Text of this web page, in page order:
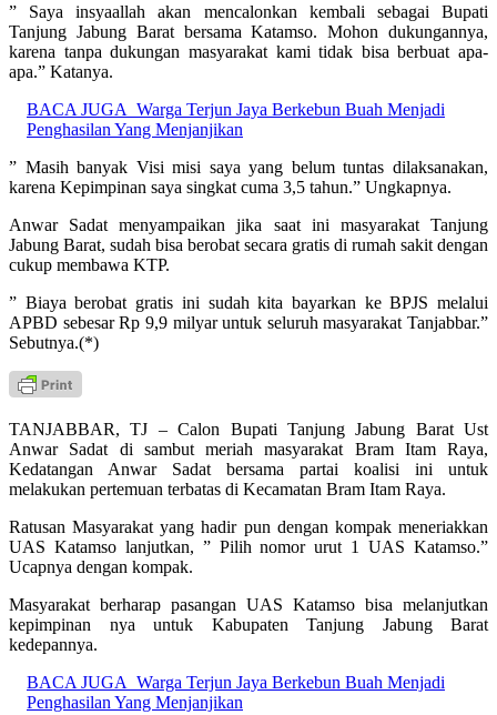
” Saya insyaallah akan mencalonkan kembali sebagai Bupati
Tanjung Jabung Barat bersama Katamso. Mohon dukungannya,
karena tanpa dukungan masyarakat kami tidak bisa berbuat apa-
apa.” Katanya.
BACA JUGA Warga Terjun Jaya Berkebun Buah Menjadi
Penghasilan Yang Menjanjikan
” Masih banyak Visi misi saya yang belum tuntas dilaksanakan,
karena Kepimpinan saya singkat cuma 3,5 tahun.” Ungkapnya.
Anwar Sadat menyampaikan jika saat ini masyarakat Tanjung
Jabung Barat, sudah bisa berobat secara gratis di rumah sakit dengan
cukup membawa KTP.
” Biaya berobat gratis ini sudah kita bayarkan ke BPJS melalui
APBD sebesar Rp 9,9 milyar untuk seluruh masyarakat Tanjabbar.”
Sebutnya.(*)
TANJABBAR, TJ – Calon Bupati Tanjung Jabung Barat Ust
Anwar Sadat di sambut meriah masyarakat Bram Itam Raya,
Kedatangan Anwar Sadat bersama partai koalisi ini untuk
melakukan pertemuan terbatas di Kecamatan Bram Itam Raya.
Ratusan Masyarakat yang hadir pun dengan kompak meneriakkan
UAS Katamso lanjutkan, ” Pilih nomor urut 1 UAS Katamso.”
Ucapnya dengan kompak.
Masyarakat berharap pasangan UAS Katamso bisa melanjutkan
kepimpinan nya untuk Kabupaten Tanjung Jabung Barat
kedepannya.
BACA JUGA Warga Terjun Jaya Berkebun Buah Menjadi
Penghasilan Yang Menjanjikan